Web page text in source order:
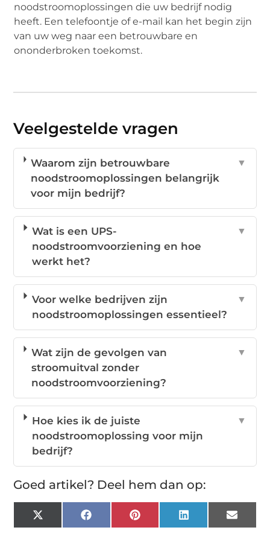
noodstroomoplossingen die uw bedrijf nodig
heeft. Een telefoontje of e-mail kan het begin zijn
van uw weg naar een betrouwbare en
ononderbroken toekomst.
Veelgestelde vragen
Waarom zijn betrouwbare
noodstroomoplossingen belangrijk
voor mijn bedrijf?
▼
Wat is een UPS-
noodstroomvoorziening en hoe
werkt het?
▼
Voor welke bedrijven zijn
noodstroomoplossingen essentieel?
▼
Wat zijn de gevolgen van
stroomuitval zonder
noodstroomvoorziening?
▼
Hoe kies ik de juiste
noodstroomoplossing voor mijn
bedrijf?
▼
Goed artikel? Deel hem dan op:
X
(Twitter)
FacebookPinterest LinkedIn Email